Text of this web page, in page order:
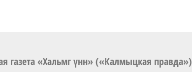
газета «Хальмг үнн» («Калмыцкая правда»)